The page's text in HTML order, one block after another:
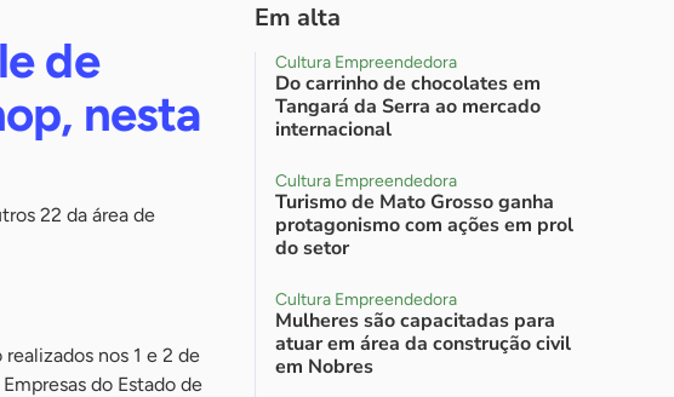
de
nesta
22 da área de
nos 1 e 2 de
do Estado de
Em alta
Cultura Empreendedora
Do carrinho de chocolates em
Tangará da Serra ao mercado
internacional
Cultura Empreendedora
Turismo de Mato Grosso ganha
protagonismo com ações em prol
do setor
Cultura Empreendedora
Mulheres são capacitadas para
atuar em área da construção civil
em Nobres